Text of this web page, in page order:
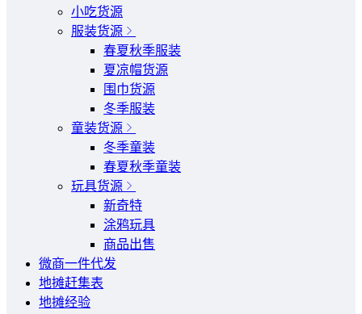
小吃货源
服装货源
春夏秋季服装
夏凉帽货源
围巾货源
冬季服装
童装货源
冬季童装
春夏秋季童装
玩具货源
新奇特
涂鸦玩具
商品出售
微商一件代发
地摊赶集表
地摊经验